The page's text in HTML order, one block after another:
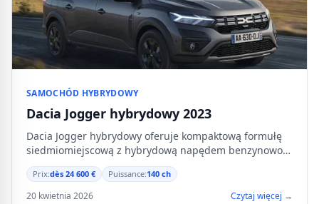
SAMOCHÓD HYBRYDOWY
Dacia Jogger hybrydowy 2023
Dacia Jogger hybrydowy oferuje kompaktową formułę
siedmiomiejscową z hybrydową napędem benzynowo-
elektrycznym z samoładującą się baterią.
Prix:dès 24 600 € Puissance:140 ch
20 kwietnia 2026 Czytaj więcej →